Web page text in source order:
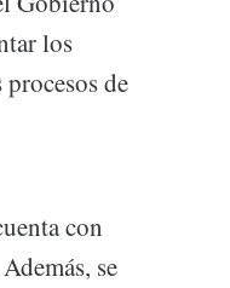
los
de
con
se